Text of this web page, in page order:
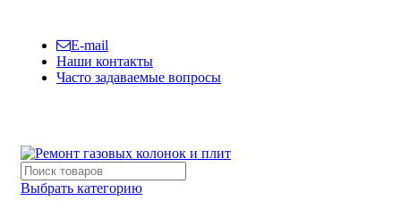
E-mail
Наши контакты
Часто задаваемые вопросы
Выбрать категорию